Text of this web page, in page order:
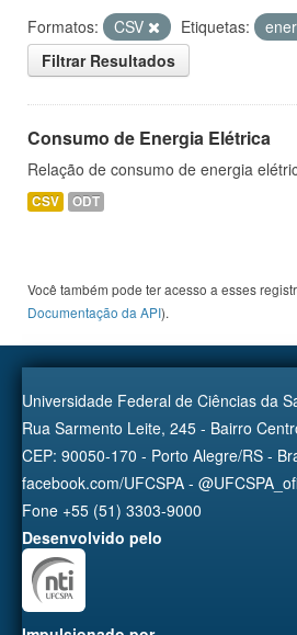
Formatos: CSV Etiquetas:
Filtrar Resultados
Consumo de Energia Elétrica
Relação de consumo de energia
CSV ODT
Você também pode ter acesso a esses
Documentação da API).
Universidade Federal de Ciências da
Rua Sarmento Leite, 245 - Bairro
CEP: 90050-170 - Porto Alegre/RS -
facebook.com/UFCSPA -
Fone +55 (51) 3303-9000
Desenvolvido pelo